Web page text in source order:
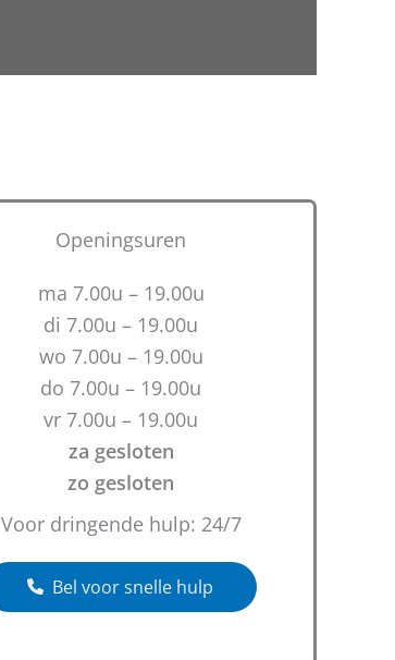
Openingsuren
ma 7.00u – 19.00u
di 7.00u – 19.00u
wo 7.00u – 19.00u
do 7.00u – 19.00u
vr 7.00u – 19.00u
za gesloten
zo gesloten
Voor dringende hulp: 24/7
Bel voor snelle hulp